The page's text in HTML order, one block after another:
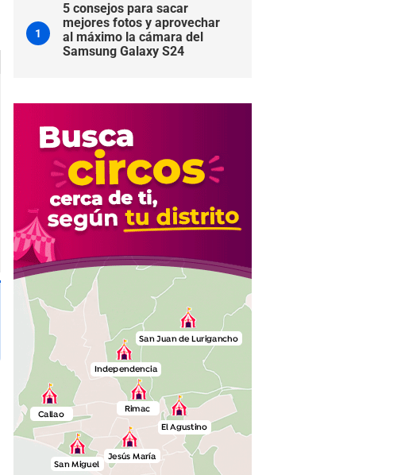
1
5 consejos para sacar
mejores fotos y aprovechar
al máximo la cámara del
Samsung Galaxy S24